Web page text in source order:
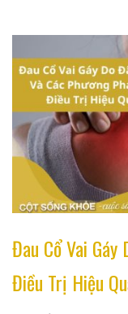
Đau Cổ Vai Gáy
Điều Trị Hiệu